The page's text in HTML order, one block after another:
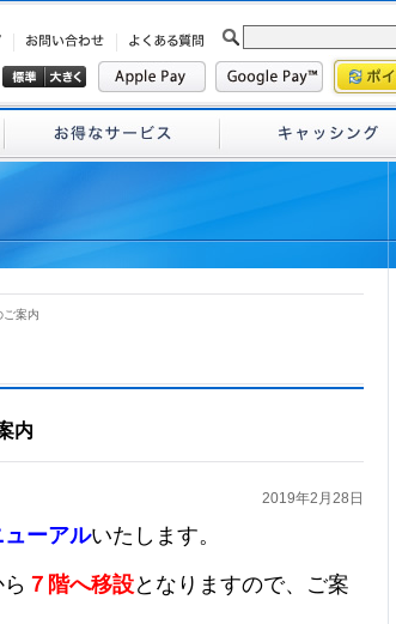
ご案内
内
2019年2月28日
ューアルいたします。
７階へ移設となりますので、ご案